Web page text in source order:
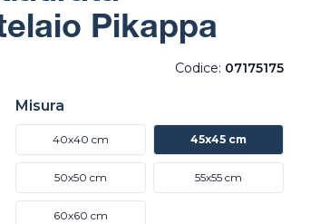
Pikappa
Codice: 07175175
Misura
40x40 cm 45x45 cm
50x50 cm 55x55 cm
60x60 cm